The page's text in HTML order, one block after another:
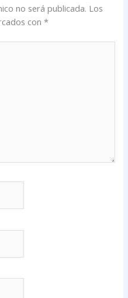
no será publicada. Los
con*